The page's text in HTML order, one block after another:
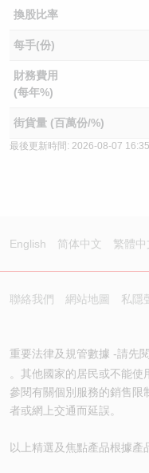
換股比率
每手(份)
財務費用
(每年%)
街貨量 (百萬份/%)
最後更新時間: 2026-08-07 16:35
English 简体中文 繁體中
聯絡我們 網站地圖 私隱
重要法律及規管數據 -請先
。其他國家的居民或不能
參閱有關個別服務的銷售限
者或網上交通而延誤。
以上精選及焦點產品根據